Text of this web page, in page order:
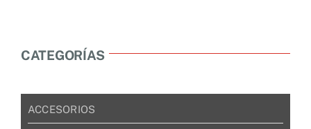
CATEGORÍAS
ACCESORIOS